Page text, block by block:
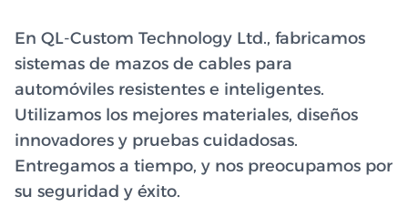
En QL-Custom Technology Ltd., fabricamos
sistemas de mazos de cables para
automóviles resistentes e inteligentes.
Utilizamos los mejores materiales, diseños
innovadores y pruebas cuidadosas.
Entregamos a tiempo, y nos preocupamos por
su seguridad y éxito.